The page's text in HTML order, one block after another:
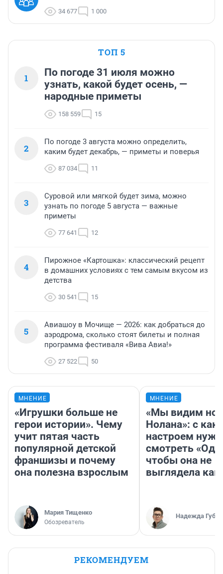
34 677 1 000
ТОП 5
1
По погоде 31 июля можно
узнать, какой будет осень, —
народные приметы
158 559 15
2
По погоде 3 августа можно определить,
каким будет декабрь, — приметы и поверья
87 034 11
3
Суровой или мягкой будет зима, можно
узнать по погоде 5 августа — важные
приметы
77 641 12
4
Пирожное «Картошка»: классический рецепт
в домашних условиях с тем самым вкусом из
детства
30 541 15
5
Авиашоу в Мочище — 2026: как добраться до
аэродрома, сколько стоят билеты и полная
программа фестиваля «Вива Авиа!»
27 522 50
МНЕНИЕ
«Игрушки больше не
герои истории». Чему
учит пятая часть
популярной детской
франшизы и почему
она полезна взрослым
Мария Тищенко
Обозреватель
МНЕНИЕ
«Мы видим
Нолана»: с
настроем
смотреть
чтобы она не
выглядела как
Надежда
РЕКОМЕНДУЕМ